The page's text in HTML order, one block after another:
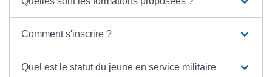
Comment s'inscrire ?
Quel est le statut du jeune en service militaire